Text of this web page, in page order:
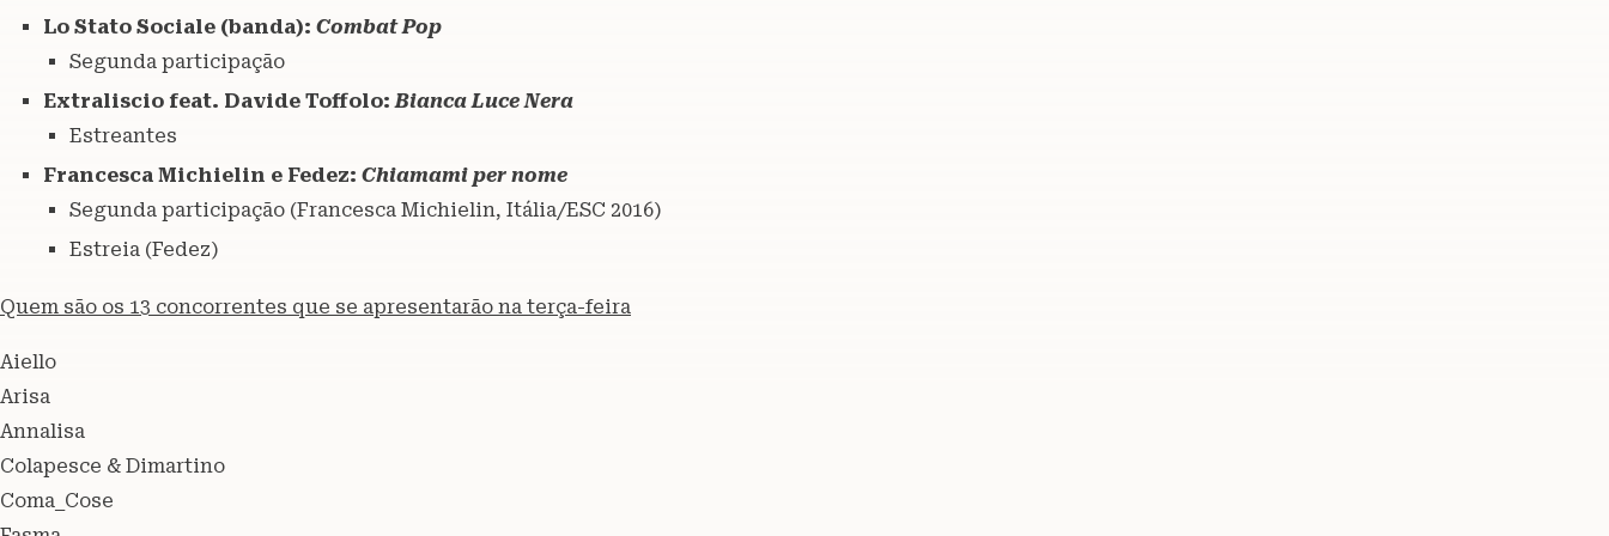
Lo Stato Sociale (banda): Combat Pop
Segunda participação
Extraliscio feat. Davide Toffolo:Bianca Luce Nera
Estreantes
Francesca Michielin e Fedez: Chiamami per nome
Segunda participação (Francesca Michielin, Itália/ESC 2016)
Estreia (Fedez)
Quem são os 13 concorrentes que se apresentarão na terça-feira
Aiello
Arisa
Annalisa
Colapesce & Dimartino
Coma_Cose